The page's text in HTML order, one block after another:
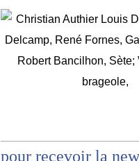
pour recevoir la